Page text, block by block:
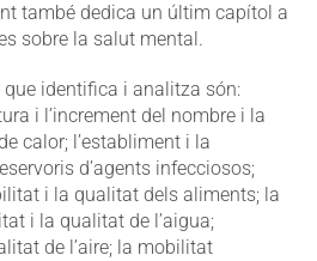
també dedica un últim capítol a
sobre la salut mental.
identifica i analitza són:
i l’increment del nombre i la
calor; l’establiment i la
d’agents infecciosos;
i la qualitat dels aliments; la
i la qualitat de l’aigua;
de l’aire; la mobilitat